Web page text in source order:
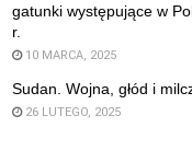
gatunki występujące w
r.
10 MARCA, 2025
Sudan. Wojna, głód i
26 LUTEGO, 2025